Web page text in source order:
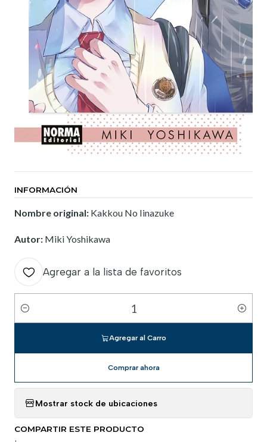
INFORMACIÓN
Nombre original: Kakkou No Iinazuke
Autor: Miki Yoshikawa
Agregar a la lista de favoritos
Cantidad
Agregar al Carro
Comprar ahora
Mostrar stock de ubicaciones
COMPARTIR ESTE PRODUCTO